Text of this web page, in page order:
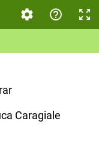
Caragiale